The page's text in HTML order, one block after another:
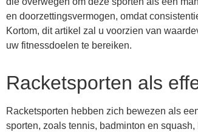
en doorzettingsvermogen, omdat
Kortom, dit artikel zal u voorzien van
uw fitnessdoelen te bereiken.
Racketsporten als
Racketsporten hebben zich bewezen als
sporten, zoals tennis, badminton en